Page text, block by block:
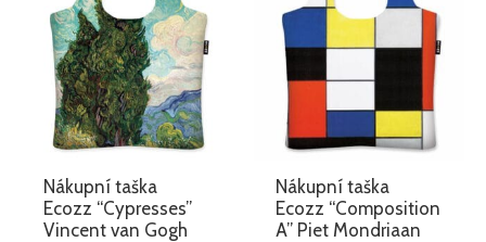
Nákupní taška
Ecozz “Cypresses”
Vincent van Gogh
Nákupní taška
Ecozz “Composition
A” Piet Mondriaan